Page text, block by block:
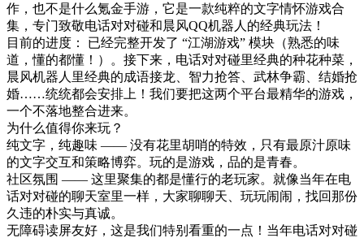
作，也不是什么氪金手游，它是一款纯粹的文字情怀游戏合
集，专门致敬电话对对碰和晨风QQ机器人的经典玩法！
目前的进度： 已经完整开发了 “江湖游戏” 模块（熟悉的味
道，懂的都懂！）。接下来，电话对对碰里经典的种花种菜，
晨风机器人里经典的成语接龙、智力抢答、武林争霸、结婚抢
婚……统统都会安排上！我们要把这两个平台最精华的游戏，
一个不落地整合进来。
为什么值得你来玩？
纯文字，纯趣味 —— 没有花里胡哨的特效，只有最原汁原味
的文字交互和策略博弈。玩的是游戏，品的是青春。
社区氛围 —— 这里聚集的都是懂行的老玩家。就像当年在电
话对对碰的聊天室里一样，大家聊聊天、玩玩闹闹，找回那份
久违的朴实与真诚。
无障碍读屏友好，这是我们特别看重的一点！当年电话对对碰